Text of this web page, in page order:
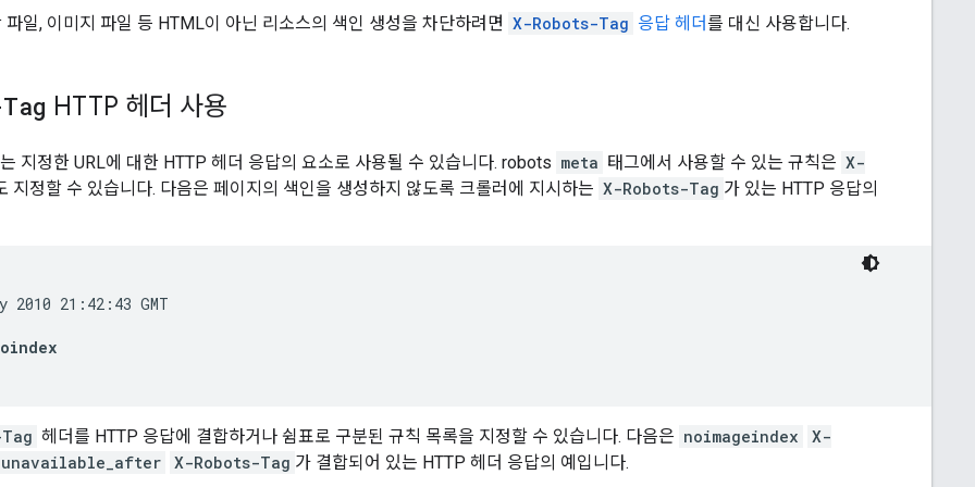
파일, 이미지 파일 등 HTML이 아닌 리소스의 색인 생성을 차단하려면 X-Robots-Tag 응답 헤더를 대신 사용합니다.
HTTP 헤더 사용
는 지정한 URL에 대한 HTTP 헤더 응답의 요소로 사용될 수 있습니다. robots meta 태그에서 사용할 수 있는 규칙은 X-
지정할 수 있습니다. 다음은 페이지의 색인을 생성하지 않도록 크롤러에 지시하는 X-Robots-Tag 가 있는 HTTP 응답의
헤더를 HTTP 응답에 결합하거나 쉼표로 구분된 규칙 목록을 지정할 수 있습니다. 다음은 noimageindex
X-
unavailable_after
X-Robots-Tag 가 결합되어 있는 HTTP 헤더 응답의 예입니다.